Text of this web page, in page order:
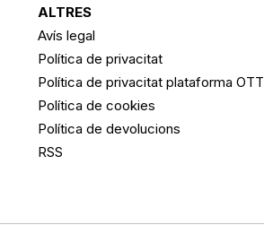
ALTRES
Avís legal
Política de privacitat
Política de privacitat plataforma OTT
Política de cookies
Política de devolucions
RSS